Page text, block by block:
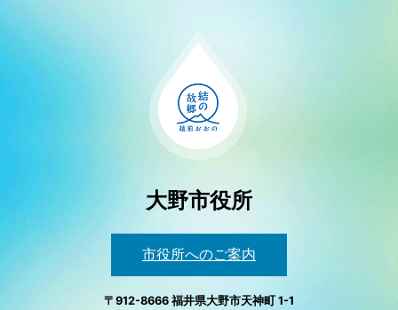
大野市役所
市役所へのご案内
〒912-8666 福井県大野市天神町 1-1